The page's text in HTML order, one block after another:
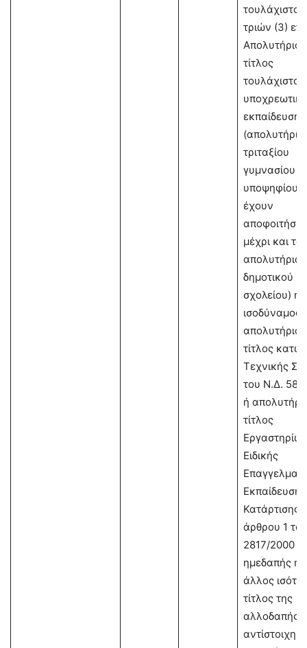
τουλάχιστον
τριών (3)
Απολυτήριος
τίτλος
τουλάχιστον
εκπαίδευσης
(απολυτήριο
τριταξίου
γυμνασίου ή
υποψηφίους
έχουν
αποφοιτήσει
μέχρι και το
απολυτήριο
δημοτικού
σχολείου) ή
ισοδύναμος
απολυτήριος
τίτλος
Τεχνικής
του Ν.Δ.
ή
τίτλος
Ειδικής
Κατάρτισης
άρθρου 1
2817/2000
ημεδαπής ή
άλλος
τίτλος της
αλλοδαπής
αντίστοιχη